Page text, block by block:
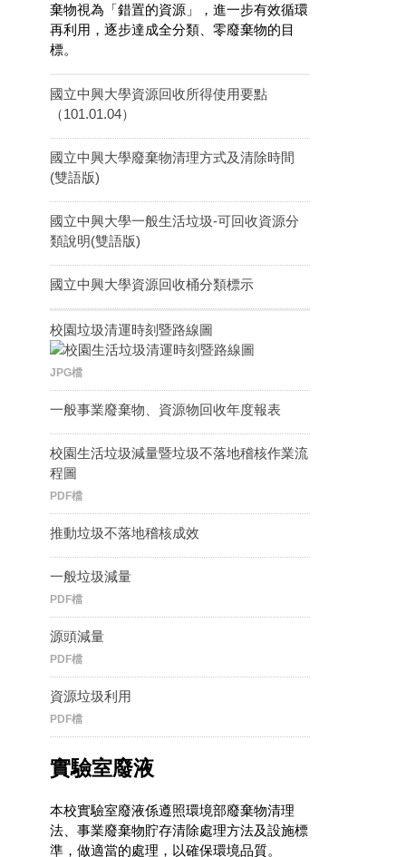
棄物視為「錯置的資源」，進一步有效循環
再利用，逐步達成全分類、零廢棄物的目
標。
國立中興大學資源回收所得使用要點
（101.01.04）
國立中興大學廢棄物清理方式及清除時間
(雙語版)
國立中興大學一般生活垃圾-可回收資源分
類說明(雙語版)
國立中興大學資源回收桶分類標示
校園垃圾清運時刻暨路線圖
JPG檔
一般事業廢棄物、資源物回收年度報表
校園生活垃圾減量暨垃圾不落地稽核作業流
程圖
PDF檔
推動垃圾不落地稽核成效
一般垃圾減量
PDF檔
源頭減量
PDF檔
資源垃圾利用
PDF檔
實驗室廢液
本校實驗室廢液係遵照環境部廢棄物清理
法、事業廢棄物貯存清除處理方法及設施標
準，做適當的處理，以確保環境品質。